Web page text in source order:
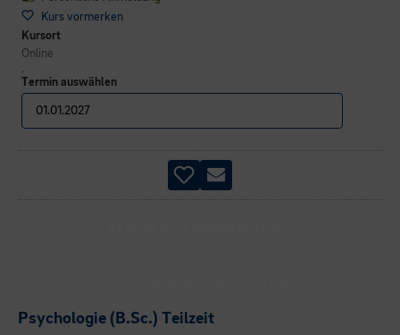
Kurs vormerken
Kursort
Online
,
Termin auswählen
Psychologie (B.Sc.) Teilzeit